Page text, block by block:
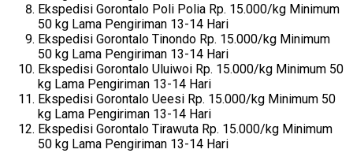
Ekspedisi Gorontalo Poli Polia Rp. 15.000/kg Minimum
50 kg Lama Pengiriman 13-14 Hari
Ekspedisi Gorontalo Tinondo Rp. 15.000/kg Minimum
50 kg Lama Pengiriman 13-14 Hari
Ekspedisi Gorontalo Uluiwoi Rp. 15.000/kg Minimum 50
kg Lama Pengiriman 13-14 Hari
Ekspedisi Gorontalo Ueesi Rp. 15.000/kg Minimum 50
kg Lama Pengiriman 13-14 Hari
Ekspedisi Gorontalo Tirawuta Rp. 15.000/kg Minimum
50 kg Lama Pengiriman 13-14 Hari